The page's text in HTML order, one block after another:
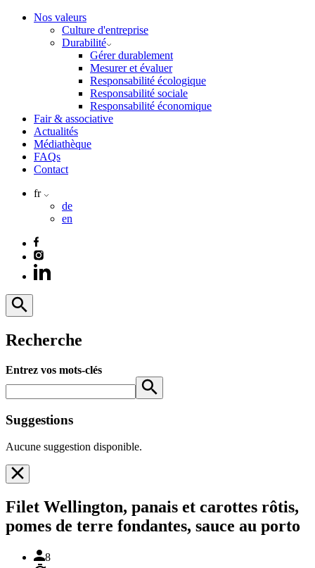
Nos valeurs
Culture d'entreprise
Durabilité
Gérer durablement
Mesurer et évaluer
Responsabilité écologique
Responsabilité sociale
Responsabilité économique
Fair & associative
Actualités
Médiathèque
FAQs
Contact
fr
de
en
Recherche
Entrez vos mots-clés
Suggestions
Aucune suggestion disponible.
Filet Wellington, panais et carottes rôtis,
pomes de terre fondantes, sauce au porto
8